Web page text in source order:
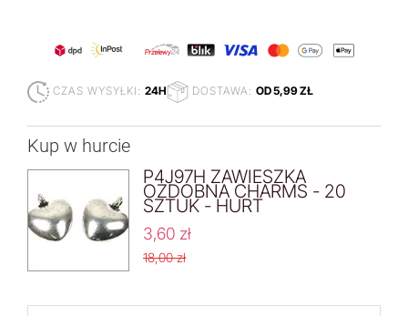
CZAS WYSYŁKI: 24H DOSTAWA: OD 5,99 ZŁ
Kup w hurcie
P4J97H ZAWIESZKA
OZDOBNA CHARMS - 20
SZTUK - HURT
3,60 zł
18,00 zł